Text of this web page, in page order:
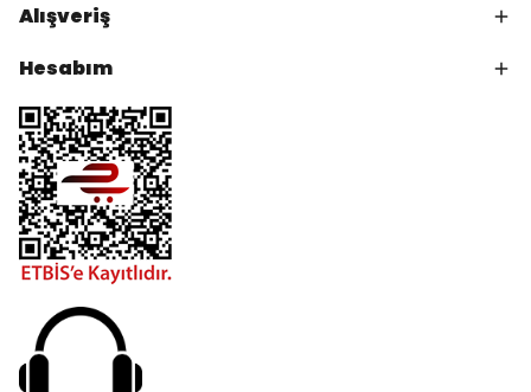
Alışveriş
Hesabım